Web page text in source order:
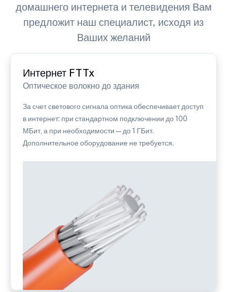
домашнего интернета и телевидения Вам
предложит наш специалист, исходя из
Ваших желаний
Интернет FTTx
Оптическое волокно до здания
За счет светового сигнала оптика обеспечивает доступ
в интернет: при стандартном подключении до 100
МБит, а при необходимости — до 1 ГБит.
Дополнительное оборудование не требуется.